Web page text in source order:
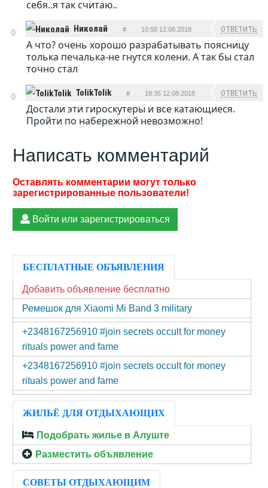
себя..я так считаю..
0 Николай # 10:58 12.08.2018 ОТВЕТИТЬ
А что? очень хорошо разрабатывать поясницу
толька печалька-не гнутся колени. А так бы стал
точно стал
0 TolikTolik # 18:35 12.08.2018 ОТВЕТИТЬ
Достали эти гироскутеры и все катающиеся.
Пройти по набережной невозможно!
Написать комментарий
Войти или зарегистрироваться
БЕСПЛАТНЫЕ ОБЪЯВЛЕНИЯ
Добавить объявление бесплатно
Ремешок для Xiaomi Mi Band 3 military
+2348167256910 #join secrets occult for money
rituals power and fame
+2348167256910 #join secrets occult for money
rituals power and fame
ЖИЛЬЁ ДЛЯ ОТДЫХАЮЩИХ
Подобрать жилье в Алуште
Разместить объявление
СОВЕТЫ ОТДЫХАЮЩИМ